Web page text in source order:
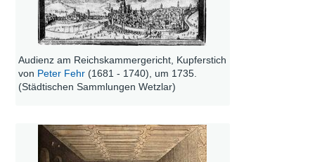
Audienz am Reichskammergericht, Kupferstich
von Peter Fehr(1681 - 1740), um 1735.
(Städtischen Sammlungen Wetzlar)